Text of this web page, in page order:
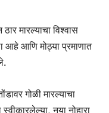
मारल्याचा विश्वास
आहे आणि मोठ्या प्रमाणात
गोळी मारल्याचा
स्वीकारलेल्या, नया नोहारा